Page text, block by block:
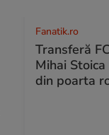
Fanatik.ro
Transferă
Mihai
din poarta